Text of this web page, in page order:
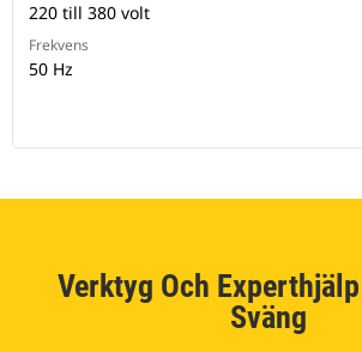
220 till 380 volt
Frekvens
50 Hz
Verktyg Och
Sväng